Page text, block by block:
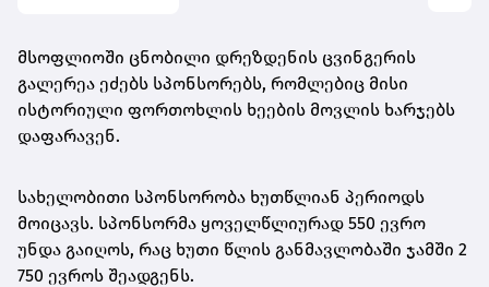
მსოფლიოში ცნობილი დრეზდენის ცვინგერის
გალერეა ეძებს სპონსორებს, რომლებიც მისი
ისტორიული ფორთოხლის ხეების მოვლის ხარჯებს
დაფარავენ.
სახელობითი სპონსორობა ხუთწლიან პერიოდს
მოიცავს. სპონსორმა ყოველწლიურად 550 ევრო
უნდა გაიღოს, რაც ხუთი წლის განმავლობაში ჯამში 2
750 ევროს შეადგენს.